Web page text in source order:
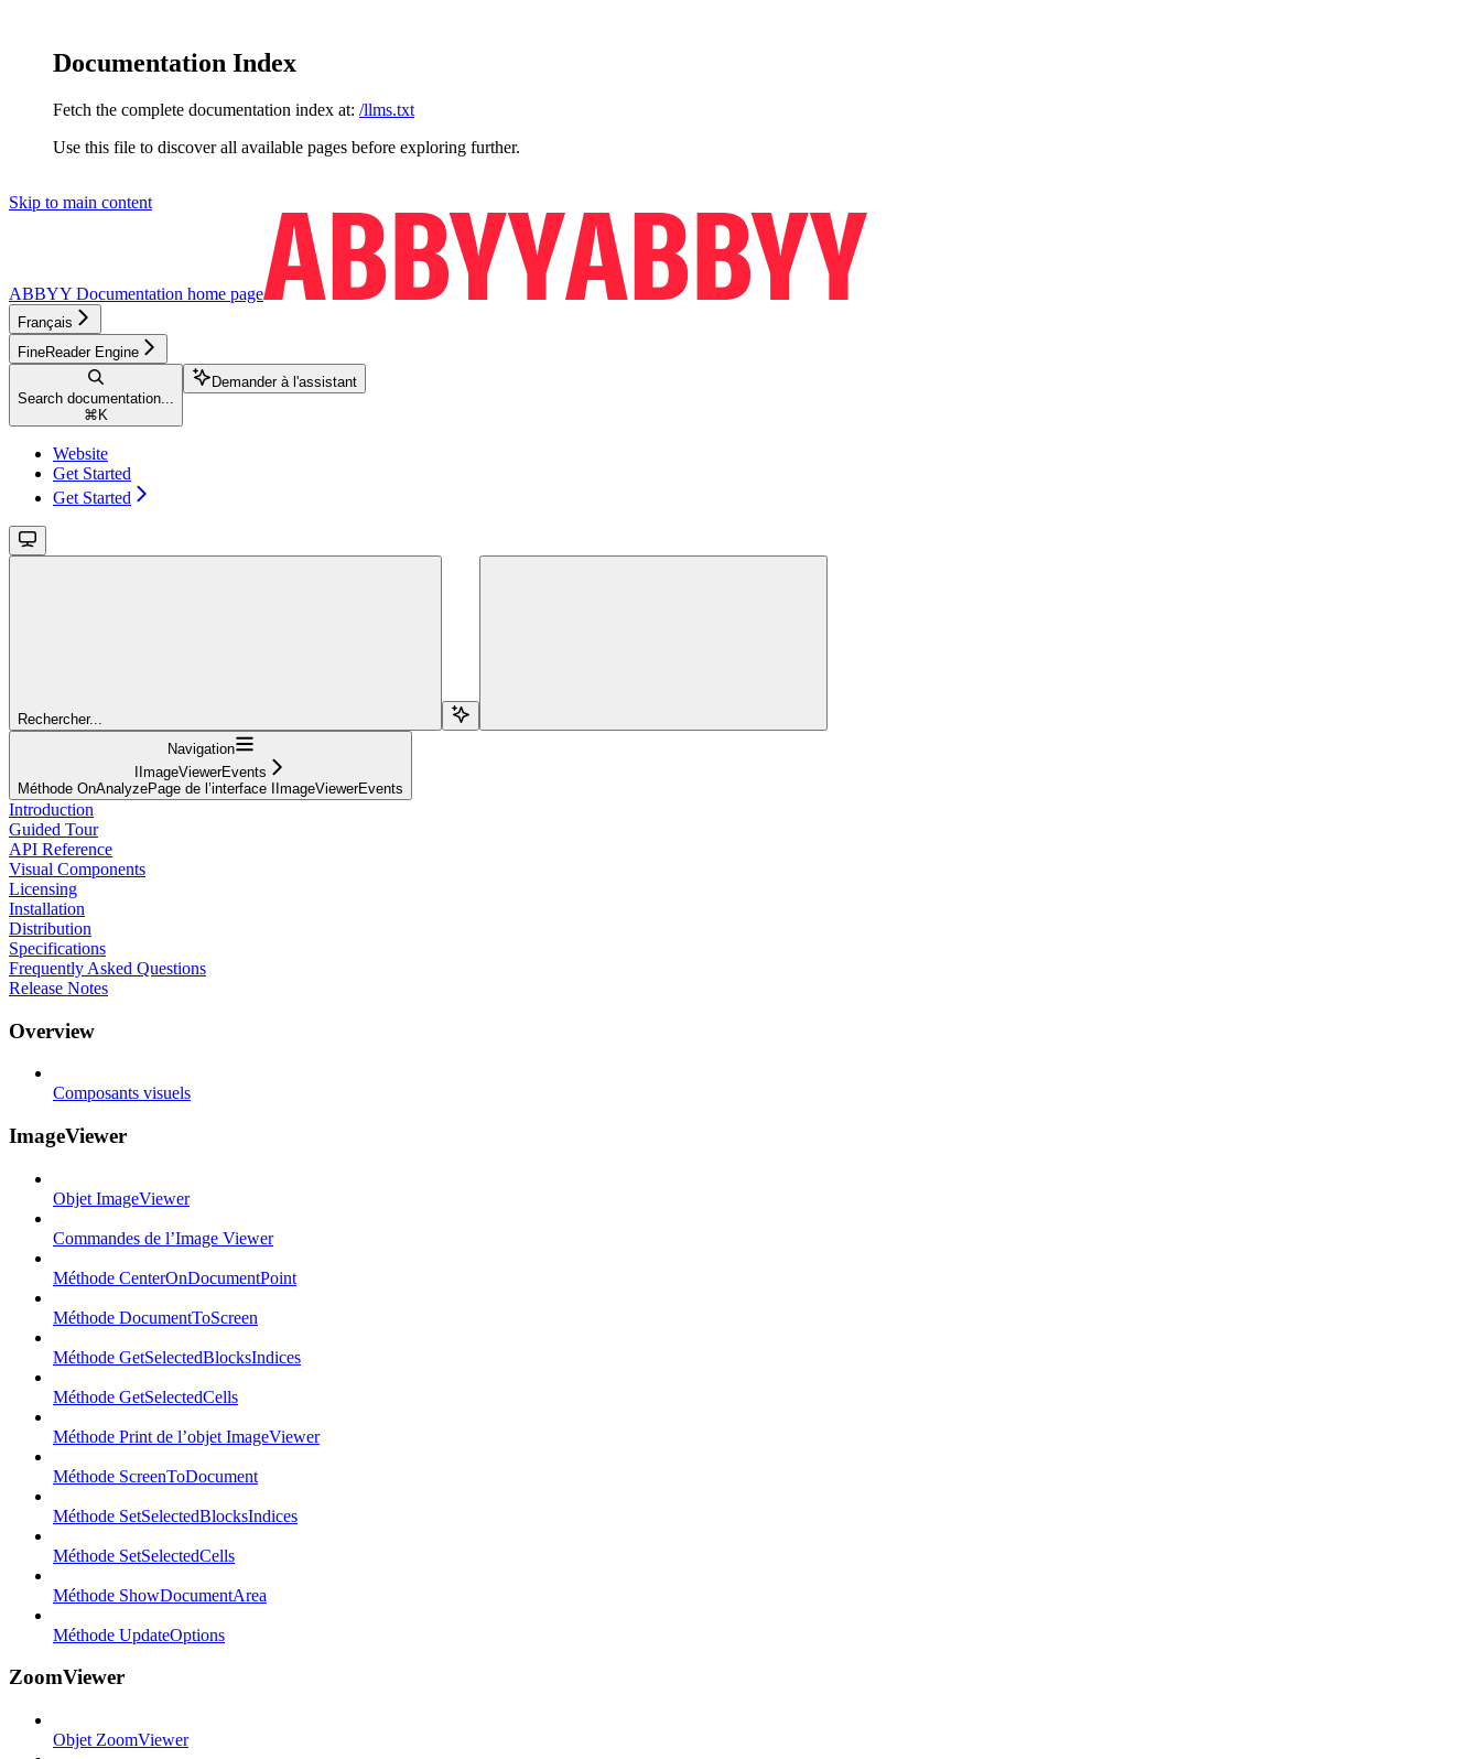
Documentation Index
Fetch the complete documentation index at: /llms.txt
Use this file to discover all available pages before exploring further.
Skip to main content
ABBYY Documentation home page
Français
FineReader Engine
Search documentation...
⌘ K
Demander à l'assistant
Website
Get Started
Get Started
Rechercher...
Navigation
IImageViewerEvents
Méthode OnAnalyzePage de l’interface IImageViewerEvents
Introduction
Guided Tour
API Reference
Visual Components
Licensing
Installation
Distribution
Specifications
Frequently Asked Questions
Release Notes
Overview
Composants visuels
ImageViewer
Objet ImageViewer
Commandes de l’Image Viewer
Méthode CenterOnDocumentPoint
Méthode DocumentToScreen
Méthode GetSelectedBlocksIndices
Méthode GetSelectedCells
Méthode Print de l’objet ImageViewer
Méthode ScreenToDocument
Méthode SetSelectedBlocksIndices
Méthode SetSelectedCells
Méthode ShowDocumentArea
Méthode UpdateOptions
ZoomViewer
Objet ZoomViewer